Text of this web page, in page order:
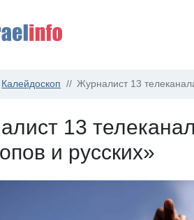
Калейдоскоп Журналист 13
13
и русских»